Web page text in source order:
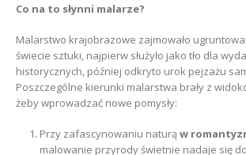
Co na to słynni malarze?
Malarstwo krajobrazowe zajmowało
świecie sztuki, najpierw służyło jako tło dla
historycznych, później odkryto urok pejzażu
Poszczególne kierunki malarstwa brały z
żeby wprowadzać nowe pomysły:
Przy zafascynowaniu naturą w
malowanie przyrody świetnie nadaje się